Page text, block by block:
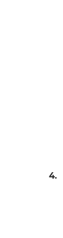
4.